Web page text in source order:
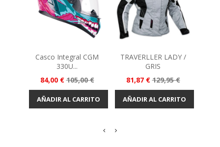
Casco Integral CGM
330U...
Precio
84,00 €Precio
base
105,00 €
AÑADIR AL CARRITO
TRAVERLLER LADY /
GRIS
Precio
81,87 €Precio
base
129,95 €
AÑADIR AL CARRITO